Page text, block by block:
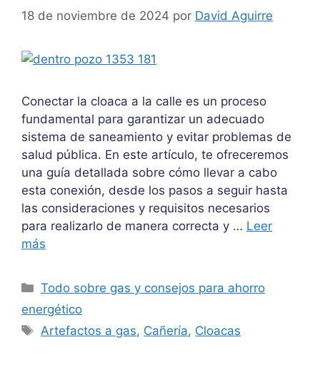
18 de noviembre de 2024 por David Aguirre
Conectar la cloaca a la calle es un proceso
fundamental para garantizar un adecuado
sistema de saneamiento y evitar problemas de
salud pública. En este artículo, te ofreceremos
una guía detallada sobre cómo llevar a cabo
esta conexión, desde los pasos a seguir hasta
las consideraciones y requisitos necesarios
para realizarlo de manera correcta y … Leer
más
Categorías
Todo sobre gas y consejos para ahorro
energético
Etiquetas
Artefactos a gas, Cañería, Cloacas